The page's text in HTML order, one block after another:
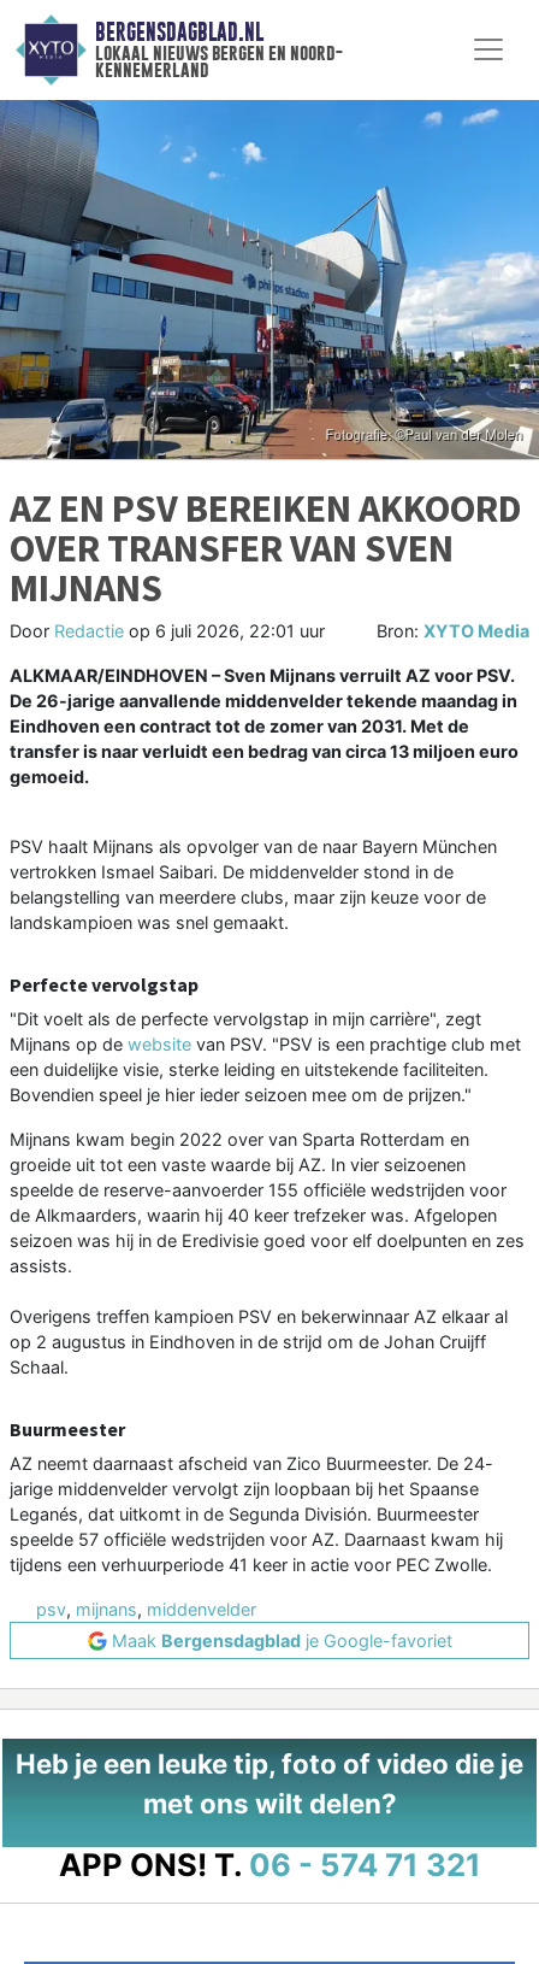
BERGENSDAGBLAD.NL
lokaal nieuws bergen en noord-
kennemerland
AZ EN PSV BEREIKEN AKKOORD
OVER TRANSFER VAN SVEN
MIJNANS
Door Redactie op 6 juli 2026, 22:01 uur Bron: XYTO Media
ALKMAAR/EINDHOVEN – Sven Mijnans verruilt AZ voor PSV.
De 26-jarige aanvallende middenvelder tekende maandag in
Eindhoven een contract tot de zomer van 2031. Met de
transfer is naar verluidt een bedrag van circa 13 miljoen euro
gemoeid.
PSV haalt Mijnans als opvolger van de naar Bayern München
vertrokken Ismael Saibari. De middenvelder stond in de
belangstelling van meerdere clubs, maar zijn keuze voor de
landskampioen was snel gemaakt.
Perfecte vervolgstap
"Dit voelt als de perfecte vervolgstap in mijn carrière", zegt
Mijnans op de website van PSV. "PSV is een prachtige club met
een duidelijke visie, sterke leiding en uitstekende faciliteiten.
Bovendien speel je hier ieder seizoen mee om de prijzen."
Mijnans kwam begin 2022 over van Sparta Rotterdam en
groeide uit tot een vaste waarde bij AZ. In vier seizoenen
speelde de reserve-aanvoerder 155 officiële wedstrijden voor
de Alkmaarders, waarin hij 40 keer trefzeker was. Afgelopen
seizoen was hij in de Eredivisie goed voor elf doelpunten en zes
assists.
Overigens treffen kampioen PSV en bekerwinnaar AZ elkaar al
op 2 augustus in Eindhoven in de strijd om de Johan Cruijff
Schaal.
Buurmeester
AZ neemt daarnaast afscheid van Zico Buurmeester. De 24-
jarige middenvelder vervolgt zijn loopbaan bij het Spaanse
Leganés, dat uitkomt in de Segunda División. Buurmeester
speelde 57 officiële wedstrijden voor AZ. Daarnaast kwam hij
tijdens een verhuurperiode 41 keer in actie voor PEC Zwolle.
psv, mijnans, middenvelder
Maak Bergensdagbladje Google-favoriet
Heb je een leuke tip, foto of video die je
met ons wilt delen?
APP ONS! T. 06 - 574 71 321